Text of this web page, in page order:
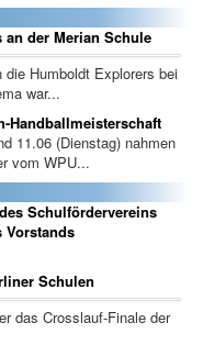
der Merian Schule
Humboldt Explorers bei
war...
Handballmeisterschaft
11.06 (Dienstag) nahmen
vom WPU...
Schulfördervereins
Vorstands
Schulen
das Crosslauf-Finale der